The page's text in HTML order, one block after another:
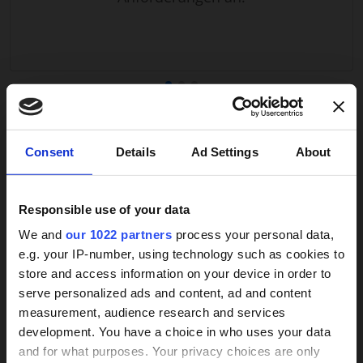
Consent Details Ad Settings About
Responsible use of your data
We and our 1022 partners process your personal data,
e.g. your IP-number, using technology such as cookies to
store and access information on your device in order to
serve personalized ads and content, ad and content
measurement, audience research and services
development. You have a choice in who uses your data
and for what purposes. Your privacy choices are only
individuellen Bedürfnisse und Gewohnheiten des
den Angehörigen ein beruhigendes Gefühl von
Sicherheit.
Ein weiterer Vorteil der 24-Stunden-Betreuung ist
die Entlastung der pflegenden Angehörigen.
Langfristige Pflege kann körperlich und emotional
Familie zusätzlich zu bewältigen sind. Mit einer
durchgehenden Betreuungskraft gewinnen
Angehörige wieder Zeit für sich selbst, für eigene
Aufgaben oder einfach zur Erholung. Diese
Entlastung ist entscheidend, um Überforderung zu
vermeiden und die Pflege langfristig sicherzustellen.
Auch finanziell bietet die 24-Stunden-Betreuung
Vorteile. Sie ist oft kostengünstiger als eine
VERSTANDEN! ANGEBOTE ERHALTEN
Weitere Services
24h-Betreuungskraft
gesucht?